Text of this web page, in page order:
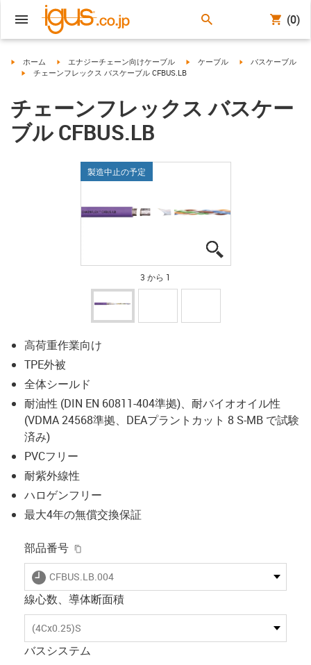
(0)
igus-icon-arrow-right
ホーム igus-icon-arrow-right
エナジーチェーン向けケーブル igus-icon-arrow-right
ケーブル igus-icon-arrow-
バスケーブル
igus-icon-arrow-right
チェーンフレックス バスケーブル CFBUS.LB
チェーンフレックス バスケー
ブル CFBUS.LB
製造中止の予定
3 から 1
高荷重作業向け
TPE外被
全体シールド
耐油性 (DIN EN 60811-404準拠)、耐バイオオイル性
(VDMA 24568準拠、DEAプラントカット 8 S-MB で試験
済み)
PVCフリー
耐紫外線性
ハロゲンフリー
最大4年の無償交換保証
部品番号
igus-icon-lieferzeit
CFBUS.LB.004
線心数、導体断面積
(4Cx0.25)S
バスシステム